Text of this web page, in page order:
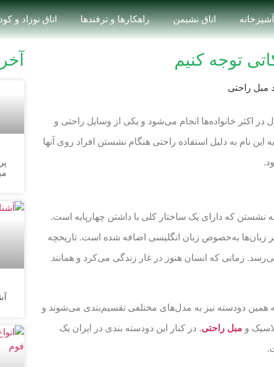
آشپزخانه اتاق نشیمن راهکارها و ترفندها اتاق نوزاد و
توجه کنیم
اکثر خانواده‌ها انجام می‌شود و یکی از وسایل راحتی و
نام به دلیل استفاده راحتی هنگام نشستن افراد روی آنها
که دارای یک ساختار کلی با داشتن چهارپایه است.
زبان‌ها به‌خصوص زبان انگلیسی اضافه شده است. تاریخچه
زمانی که انسان هنوز در غار زندگی می‌کرد و همانند
دودسته نیز به مدل‌های مختلفی تقسیم‌بندی می‌شوند و
و مبل راحتی. در کنار این دودسته بندی در ایران یک